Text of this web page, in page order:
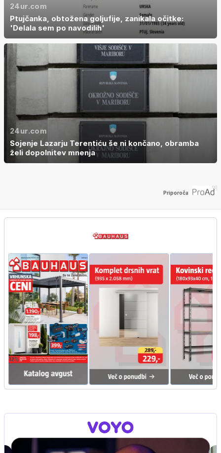
24ur.com
Ptujčanka, obtožena goljufije, zanikala očitke:
'Delala sem po navodilih'
24ur.com
Sojenje Lazarju Terentiću še ni končano, obramba
želi dopolnitev mnenja
Priporoča